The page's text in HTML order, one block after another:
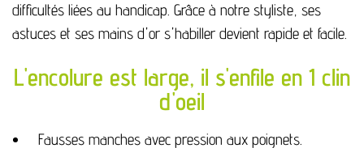
difficultés liées au handicap. Grâce à notre styliste, ses
astuces et ses mains d'or s'habiller devient rapide et facile.
L'encolure est large, il s'enfile en 1 clin
d'oeil
Fausses manches avec pression aux poignets.